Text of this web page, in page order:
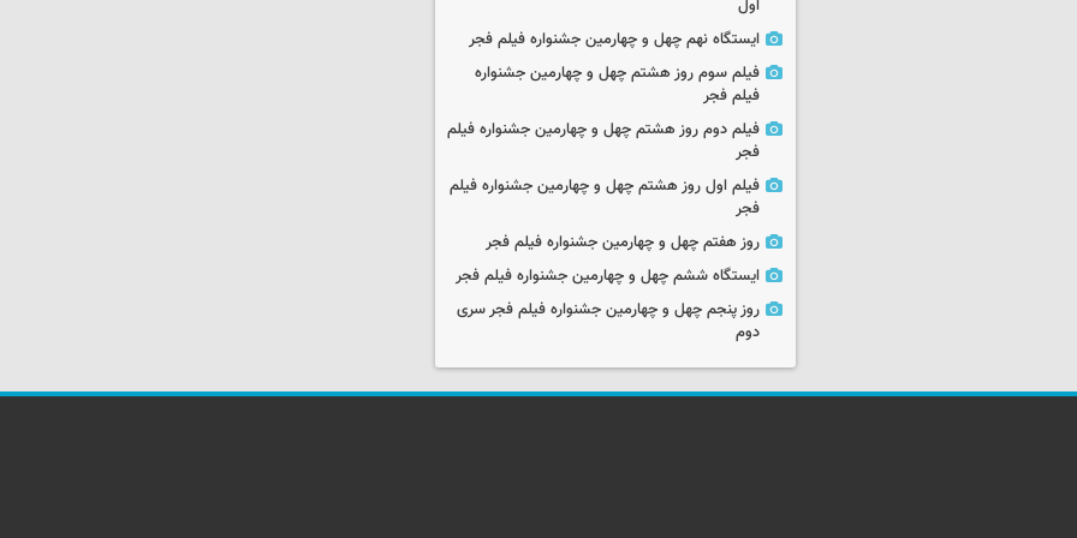
اول
ایستگاه نهم چهل و چهارمین جشنواره فیلم فجر
فیلم سوم روز هشتم چهل و چهارمین جشنواره
فیلم فجر
فیلم دوم روز هشتم چهل و چهارمین جشنواره فیلم
فجر
فیلم اول روز هشتم چهل و چهارمین جشنواره فیلم
فجر
روز هفتم چهل و چهارمین جشنواره فیلم فجر
ایستگاه ششم چهل و چهارمین جشنواره فیلم فجر
روز پنجم چهل و چهارمین جشنواره فیلم فجر سری
دوم